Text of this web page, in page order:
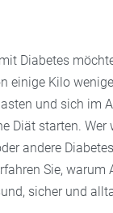
Diabetes
einige Kilo
und sich im
Diät starten.
andere
Sie,
sicher und